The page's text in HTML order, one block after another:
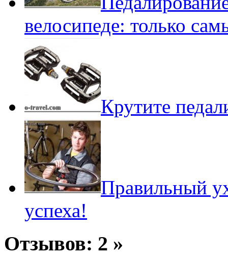
велосипеде: только
Крутите
Правильный
успеха!
Отзывов: 2 »